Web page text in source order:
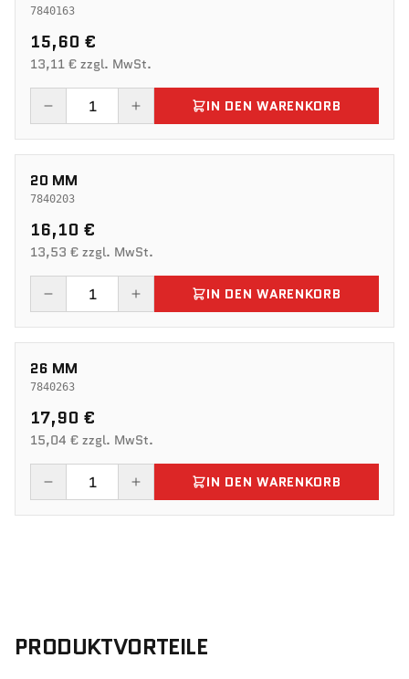
7840163
15,60 €
13,11 € zzgl. MwSt.
IN DEN WARENKORB
20 MM
7840203
16,10 €
13,53 € zzgl. MwSt.
IN DEN WARENKORB
26 MM
7840263
17,90 €
15,04 € zzgl. MwSt.
IN DEN WARENKORB
PRODUKTVORTEILE